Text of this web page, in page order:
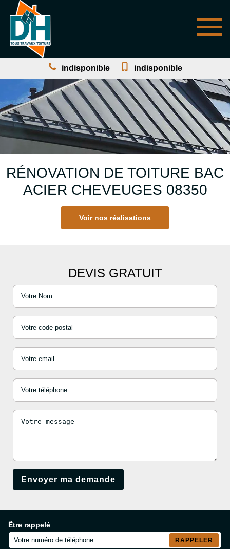
indisponible indisponible
RÉNOVATION DE TOITURE BAC
ACIER CHEVEUGES 08350
Voir nos réalisations
DEVIS GRATUIT
Être rappelé